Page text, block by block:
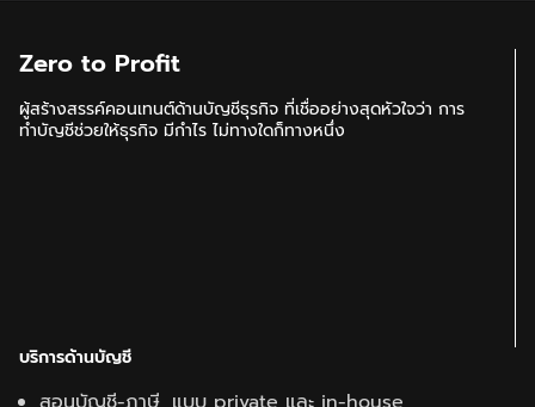
Zero to Profit
ผู้สร้างสรรค์คอนเทนต์ด้านบัญชีธุรกิจ ที่เชื่ออย่างสุดหัวใจว่า การ
ทำบัญชีช่วยให้ธุรกิจ มีกำไร ไม่ทางใดก็ทางหนึ่ง
บริการด้านบัญชี